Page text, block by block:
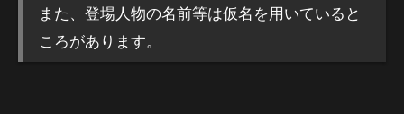
また、登場人物の名前等は仮名を用いていると
ころがあります。